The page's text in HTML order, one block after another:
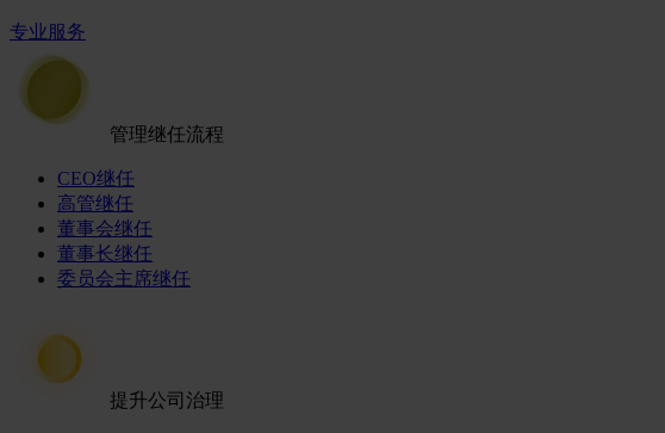
专业服务
管理继任流程
CEO继任
高管继任
董事会继任
董事长继任
委员会主席继任
提升公司治理